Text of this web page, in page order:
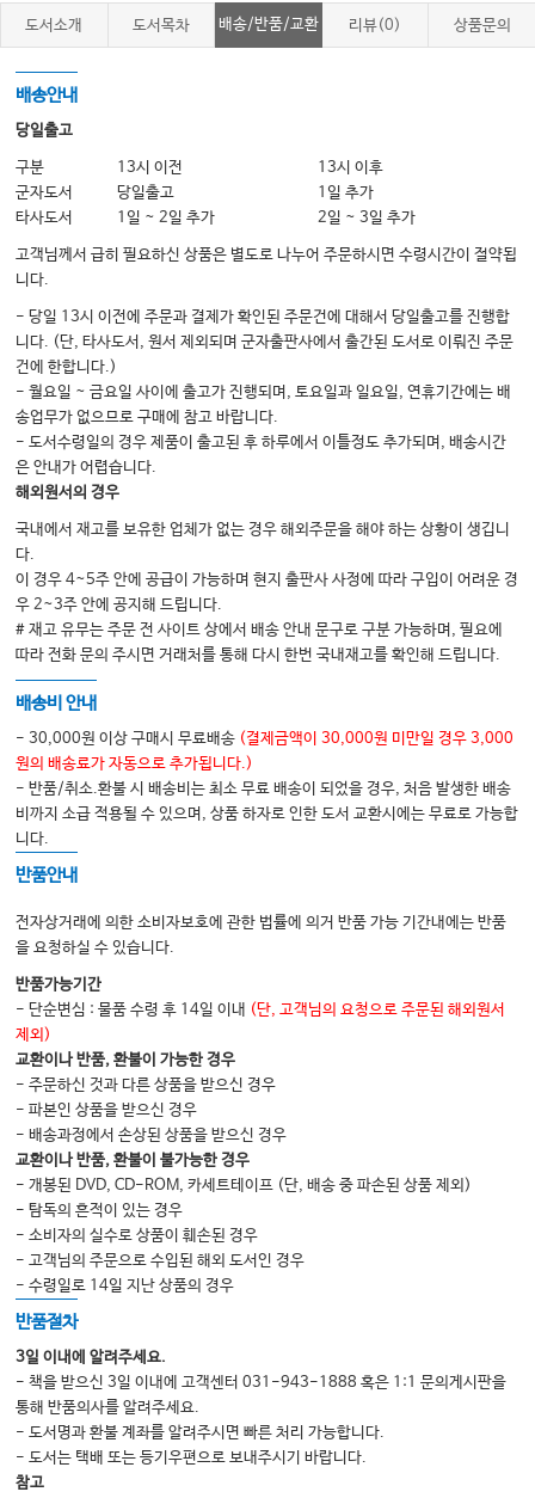
도서소개 도서목차 배송/반품/교환 리뷰(0) 상품문의
배송안내
당일출고
구분 13시 이전
13시 이후
군자도서
당일출고
1일 추가
타사도서
1일 ~ 2일 추가 2일 ~ 3일 추가
고객님께서 급히 필요하신 상품은 별도로 나누어 주문하시면 수령시간이 절약됩
니다.
- 당일 13시 이전에 주문과 결제가 확인된 주문건에 대해서 당일출고를 진행합
니다. (단, 타사도서, 원서 제외되며 군자출판사에서 출간된 도서로 이뤄진 주문
건에 한합니다.)
- 월요일 ~ 금요일 사이에 출고가 진행되며, 토요일과 일요일, 연휴기간에는 배
송업무가 없으므로 구매에 참고 바랍니다.
- 도서수령일의 경우 제품이 출고된 후 하루에서 이틀정도 추가되며, 배송시간
은 안내가 어렵습니다.
해외원서의 경우
국내에서 재고를 보유한 업체가 없는 경우 해외주문을 해야 하는 상황이 생깁니
다.
이 경우 4~5주 안에 공급이 가능하며 현지 출판사 사정에 따라 구입이 어려운 경
우 2~3주 안에 공지해 드립니다.
# 재고 유무는 주문 전 사이트 상에서 배송 안내 문구로 구분 가능하며, 필요에
따라 전화 문의 주시면 거래처를 통해 다시 한번 국내재고를 확인해 드립니다.
배송비 안내
- 30,000원 이상 구매시 무료배송 (결제금액이 30,000원 미만일 경우 3,000
원의 배송료가 자동으로 추가됩니다.)
- 반품/취소.환불 시 배송비는 최소 무료 배송이 되었을 경우, 처음 발생한 배송
비까지 소급 적용될 수 있으며, 상품 하자로 인한 도서 교환시에는 무료로 가능합
니다.
반품안내
전자상거래에 의한 소비자보호에 관한 법률에 의거 반품 가능 기간내에는 반품
을 요청하실 수 있습니다.
반품가능기간
- 단순변심 : 물품 수령 후 14일 이내 (단, 고객님의 요청으로 주문된 해외원서
제외)
교환이나 반품, 환불이 가능한 경우
- 주문하신 것과 다른 상품을 받으신 경우
- 파본인 상품을 받으신 경우
- 배송과정에서 손상된 상품을 받으신 경우
교환이나 반품, 환불이 불가능한 경우
- 개봉된 DVD, CD-ROM, 카세트테이프 (단, 배송 중 파손된 상품 제외)
- 탐독의 흔적이 있는 경우
- 소비자의 실수로 상품이 훼손된 경우
- 고객님의 주문으로 수입된 해외 도서인 경우
- 수령일로 14일 지난 상품의 경우
반품절차
3일 이내에 알려주세요.
- 책을 받으신 3일 이내에 고객센터 031-943-1888 혹은 1:1 문의게시판을
통해 반품의사를 알려주세요.
- 도서명과 환불 계좌를 알려주시면 빠른 처리 가능합니다.
- 도서는 택배 또는 등기우편으로 보내주시기 바랍니다.
참고